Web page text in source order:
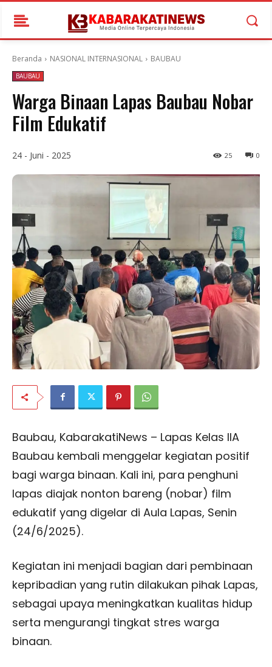
Beranda NASIONAL INTERNASIONAL BAUBAU
BAUBAU
Warga Binaan Lapas Baubau Nobar
Film Edukatif
24 - Juni - 2025 0
25
Baubau, KabarakatiNews – Lapas Kelas IIA
Baubau kembali menggelar kegiatan positif
bagi warga binaan. Kali ini, para penghuni
lapas diajak nonton bareng (nobar) film
edukatif yang digelar di Aula Lapas, Senin
(24/6/2025).
Kegiatan ini menjadi bagian dari pembinaan
kepribadian yang rutin dilakukan pihak Lapas,
sebagai upaya meningkatkan kualitas hidup
serta mengurangi tingkat stres warga
binaan.